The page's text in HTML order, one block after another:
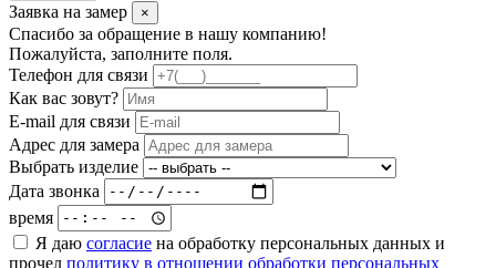
Заявка на замер ×
Спасибо за обращение в нашу компанию!
Пожалуйста, заполните поля.
Телефон для связи
Как вас зовут?
E-mail для связи
Адрес для замера
Выбрать изделие
Дата звонка
время
Я даю согласие на обработку персональных данных и
прочел политику в отношении обработки персональных